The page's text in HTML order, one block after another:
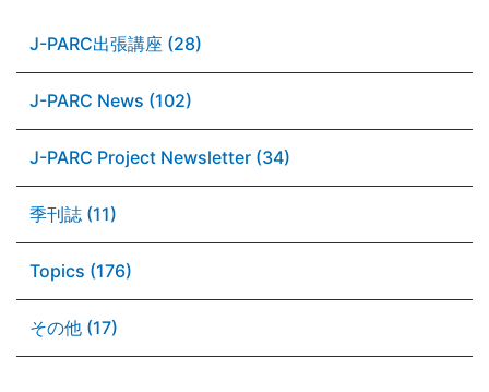
J-PARC出張講座 (28)
J-PARC News (102)
J-PARC Project Newsletter (34)
季刊誌 (11)
Topics (176)
その他 (17)